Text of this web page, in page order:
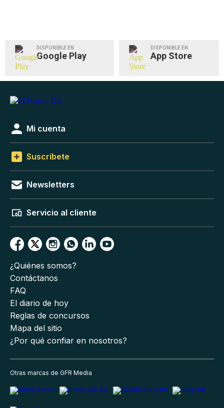
DISPONIBLE EN
Google Play
DISPONIBLE EN
App Store
Mi cuenta
Suscríbete
Newsletters
Servicio al cliente
¿Quiénes somos?
Contáctanos
FAQ
El diario de hoy
Reglas de concursos
Mapa del sitio
¿Por qué confiar en nosotros?
Otras marcas de GFR Media